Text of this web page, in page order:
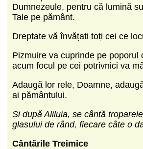
Dumnezeule, pentru că lumină
Tale pe pământ.
Dreptate vă învățați toți cei ce
Pizmuire va cuprinde pe poporul
acum focul pe cei potrivnici va
Adaugă lor rele, Doamne,
ai pământului.
Și după Aliluia, se cântă
glasului de rând, fiecare câte o
Cântările Treimice